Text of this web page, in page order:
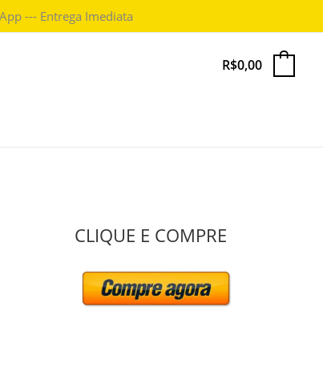
--- Entrega Imediata
R$0,00
CLIQUE E COMPRE
e